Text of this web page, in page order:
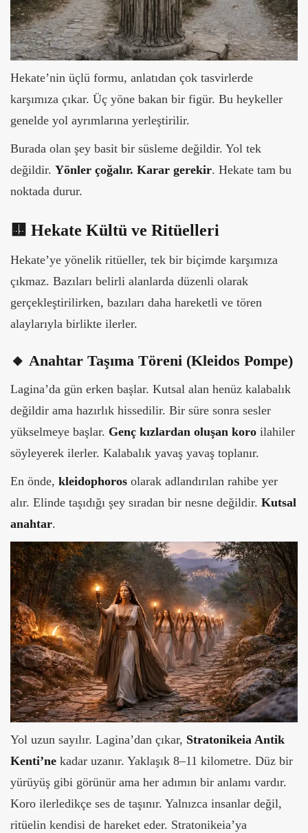
Hekate’nin üçlü formu, anlatıdan çok tasvirlerde
karşımıza çıkar. Üç yöne bakan bir figür. Bu heykeller
genelde yol ayrımlarına yerleştirilir.
Burada olan şey basit bir süsleme değildir. Yol tek
değildir. Yönler çoğalır. Karar gerekir. Hekate tam bu
noktada durur.
🟨 Hekate Kültü ve Ritüelleri
Hekate’ye yönelik ritüeller, tek bir biçimde karşımıza
çıkmaz. Bazıları belirli alanlarda düzenli olarak
gerçekleştirilirken, bazıları daha hareketli ve tören
alaylarıyla birlikte ilerler.
🔸 Anahtar Taşıma Töreni (Kleidos Pompe)
Lagina’da gün erken başlar. Kutsal alan henüz kalabalık
değildir ama hazırlık hissedilir. Bir süre sonra sesler
yükselmeye başlar. Genç kızlardan oluşan koro ilahiler
söyleyerek ilerler. Kalabalık yavaş yavaş toplanır.
En önde, kleidophoros olarak adlandırılan rahibe yer
alır. Elinde taşıdığı şey sıradan bir nesne değildir. Kutsal
anahtar.
Yol uzun sayılır. Lagina’dan çıkar, Stratonikeia Antik
Kenti’ne kadar uzanır. Yaklaşık 8–11 kilometre. Düz bir
yürüyüş gibi görünür ama her adımın bir anlamı vardır.
Koro ilerledikçe ses de taşınır. Yalnızca insanlar değil,
ritüelin kendisi de hareket eder. Stratonikeia’ya